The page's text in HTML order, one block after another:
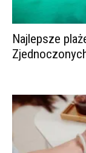
Najlepsze